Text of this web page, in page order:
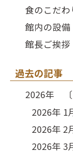
食のこだわ
館内の設備
館長ご挨拶
過去の記事
2026年 〔
2026年 1
2026年 2
2026年 3